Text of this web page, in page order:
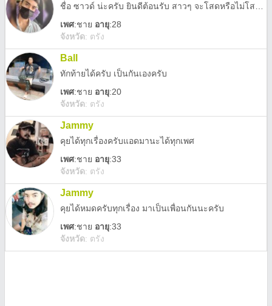
เพศ:ชาย อายุ:28
จังหวัด: ตรัง
Ball
ทักท้ายได้ครับ เป็นกันเองครับ
เพศ:ชาย อายุ:20
จังหวัด: ตรัง
Jammy
คุยได้ทุกเรื่องครับแอดมานะได้ทุกเพศ
เพศ:ชาย อายุ:33
จังหวัด: ตรัง
Jammy
คุยได้หมดครับทุกเรื่อง มาเป็นเพื่อนกันนะครับ
เพศ:ชาย อายุ:33
จังหวัด: ตรัง